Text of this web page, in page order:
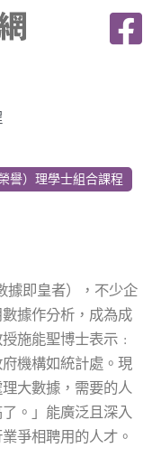
譽）理學士組合課程
據即皇者），不少企
據作分析，成為成
施能聖博士表示﹕
機構如統計處。現
大數據，需要的人
。」能廣泛且深入
爭相聘用的人才。